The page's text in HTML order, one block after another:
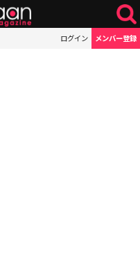
ログイン メンバー登録